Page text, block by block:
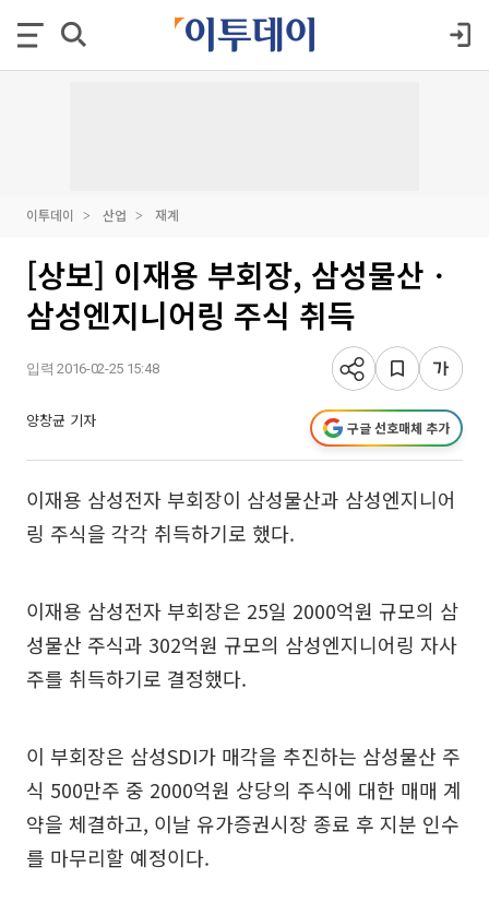
이투데이 산업 재계
[상보] 이재용 부회장, 삼성물산ㆍ
삼성엔지니어링 주식 취득
입력 2016-02-25 15:48
양창균 기자 구글 선호매체 추가
이재용 삼성전자 부회장이 삼성물산과 삼성엔지니어
링 주식을 각각 취득하기로 했다.
이재용 삼성전자 부회장은 25일 2000억원 규모의 삼
성물산 주식과 302억원 규모의 삼성엔지니어링 자사
주를 취득하기로 결정했다.
이 부회장은 삼성SDI가 매각을 추진하는 삼성물산 주
식 500만주 중 2000억원 상당의 주식에 대한 매매 계
약을 체결하고, 이날 유가증권시장 종료 후 지분 인수
를 마무리할 예정이다.